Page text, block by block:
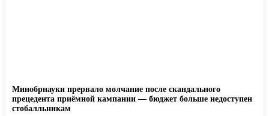
Минобрнауки прервало молчание после скандального
прецедента приёмной кампании — бюджет больше недоступен
стобалльникам